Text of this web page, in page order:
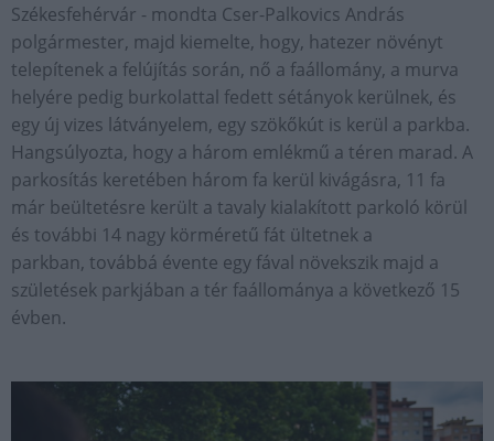
Székesfehérvár - mondta Cser-Palkovics András
polgármester, majd kiemelte, hogy, hatezer növényt
telepítenek a felújítás során, nő a faállomány, a murva
helyére pedig burkolattal fedett sétányok kerülnek, és
egy új vizes látványelem, egy szökőkút is kerül a parkba.
Hangsúlyozta, hogy a három emlékmű a téren marad. A
parkosítás keretében három fa kerül kivágásra, 11 fa
már beültetésre került a tavaly kialakított parkoló körül
és további 14 nagy körméretű fát ültetnek a
parkban, továbbá évente egy fával növekszik majd a
születések parkjában a tér faállománya a következő 15
évben.